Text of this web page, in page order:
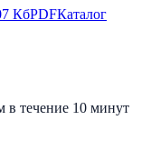
КбPDFКаталог
в течение 10 минут